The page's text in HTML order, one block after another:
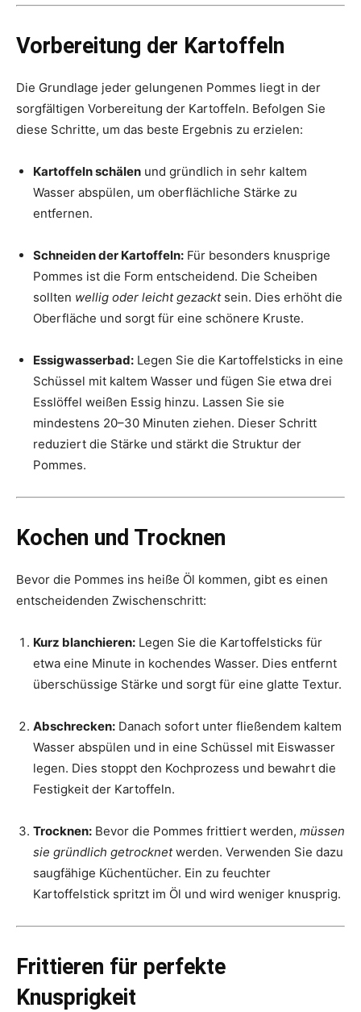
Vorbereitung der Kartoffeln
Die Grundlage jeder gelungenen Pommes liegt in der
sorgfältigen Vorbereitung der Kartoffeln. Befolgen Sie
diese Schritte, um das beste Ergebnis zu erzielen:
Kartoffeln schälen und gründlich in sehr kaltem
Wasser abspülen, um oberflächliche Stärke zu
entfernen.
Schneiden der Kartoffeln: Für besonders knusprige
Pommes ist die Form entscheidend. Die Scheiben
sollten wellig oder leicht gezacktsein. Dies erhöht die
Oberfläche und sorgt für eine schönere Kruste.
Essigwasserbad: Legen Sie die Kartoffelsticks in eine
Schüssel mit kaltem Wasser und fügen Sie etwa drei
Esslöffel weißen Essig hinzu. Lassen Sie sie
mindestens 20–30 Minuten ziehen. Dieser Schritt
reduziert die Stärke und stärkt die Struktur der
Pommes.
Kochen und Trocknen
Bevor die Pommes ins heiße Öl kommen, gibt es einen
entscheidenden Zwischenschritt:
Kurz blanchieren: Legen Sie die Kartoffelsticks für
etwa eine Minute in kochendes Wasser. Dies entfernt
überschüssige Stärke und sorgt für eine glatte Textur.
Abschrecken: Danach sofort unter fließendem kaltem
Wasser abspülen und in eine Schüssel mit Eiswasser
legen. Dies stoppt den Kochprozess und bewahrt die
Festigkeit der Kartoffeln.
Trocknen: Bevor die Pommes frittiert werden, müssen
sie gründlich getrocknetwerden. Verwenden Sie dazu
saugfähige Küchentücher. Ein zu feuchter
Kartoffelstick spritzt im Öl und wird weniger knusprig.
Frittieren für perfekte
Knusprigkeit